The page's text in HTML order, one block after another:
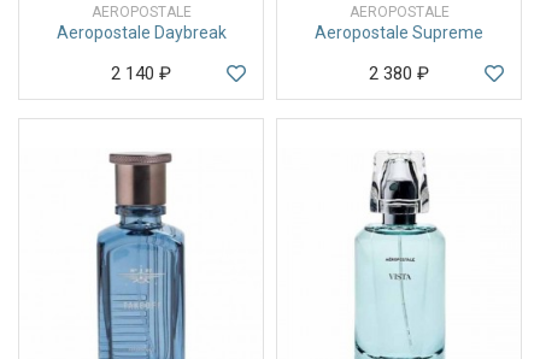
AEROPOSTALE
Aeropostale Daybreak
2 140 ₽
AEROPOSTALE
Aeropostale Supreme
2 380 ₽